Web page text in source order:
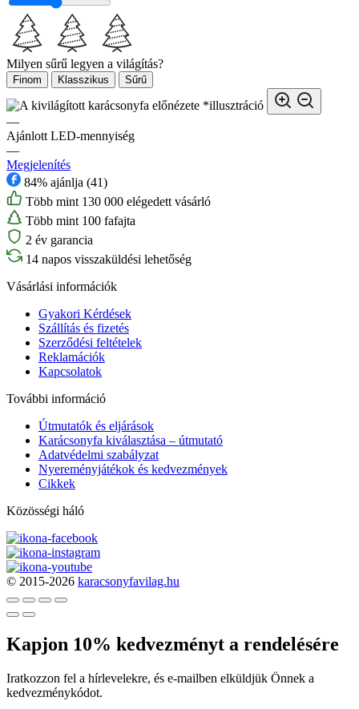
Milyen sűrű legyen a világítás?
Finom Klasszikus Sűrű
*illusztráció
—
Ajánlott LED-mennyiség
—
Megjelenítés
84% ajánlja (41)
Több mint 130 000 elégedett vásárló
Több mint 100 fafajta
2 év garancia
14 napos visszaküldési lehetőség
Vásárlási információk
Gyakori Kérdések
Szállítás és fizetés
Szerződési feltételek
Reklamációk
Kapcsolatok
További információ
Útmutatók és eljárások
Karácsonyfa kiválasztása – útmutató
Adatvédelmi szabályzat
Nyereményjátékok és kedvezmények
Cikkek
Közösségi háló
© 2015-2026 karacsonyfavilag.hu
Kapjon 10% kedvezményt a rendelésére
Iratkozzon fel a hírlevelekre, és e-mailben elküldjük Önnek a
kedvezménykódot.